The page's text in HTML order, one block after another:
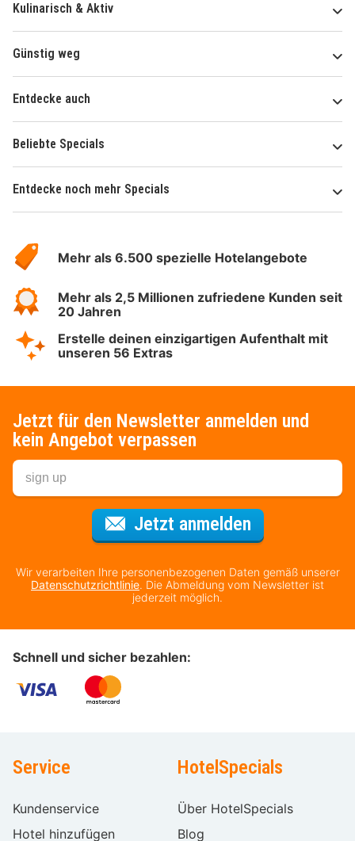
Kulinarisch & Aktiv
Günstig weg
Entdecke auch
Beliebte Specials
Entdecke noch mehr Specials
Hotelspecials
Mehr als 6.500 spezielle Hotelangebote
Mehr als 2,5 Millionen zufriedene Kunden seit
20 Jahren
Erstelle deinen einzigartigen Aufenthalt mit
unseren 56 Extras
Jetzt für den Newsletter anmelden und
kein Angebot verpassen
Jetzt anmeldenFür den
Wir verarbeiten Ihre personenbezogenen Daten gemäß unserer
Datenschutzrichtlinie. Die Abmeldung vom Newsletter ist
jederzeit möglich.
Schnell und sicher bezahlen:
Service
Kundenservice
Hotel hinzufügen
HotelSpecials
Über HotelSpecials
Blog